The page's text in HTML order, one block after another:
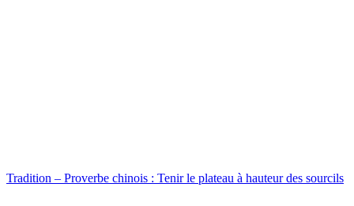
Tradition – Proverbe chinois : Tenir le plateau à hauteur des sourcils